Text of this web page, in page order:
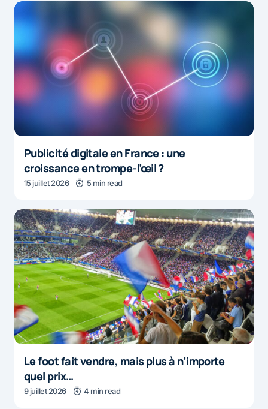
Publicité digitale en France : une
croissance en trompe-l’œil ?
15 juillet 2026 5 min read
Le foot fait vendre, mais plus à n’importe
quel prix…
9 juillet 2026 4 min read